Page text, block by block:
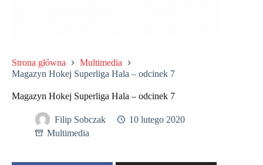
Strona główna
Multimedia
Magazyn Hokej Superliga Hala – odcinek 7
Magazyn Hokej Superliga Hala – odcinek 7
Filip Sobczak
10 lutego 2020
Multimedia